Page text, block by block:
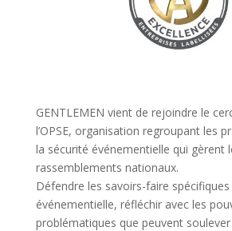
GENTLEMEN vient de rejoindre le
l’OPSE, organisation regroupant les
la sécurité événementielle qui gèrent
rassemblements nationaux.
Défendre les savoirs-faire
événementielle, réfléchir avec les
problématiques que peuvent